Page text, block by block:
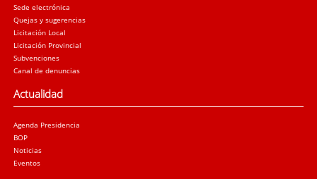
Sede electrónica
Quejas y sugerencias
Licitación Local
Licitación Provincial
Subvenciones
Canal de denuncias
Actualidad
Agenda Presidencia
BOP
Noticias
Eventos